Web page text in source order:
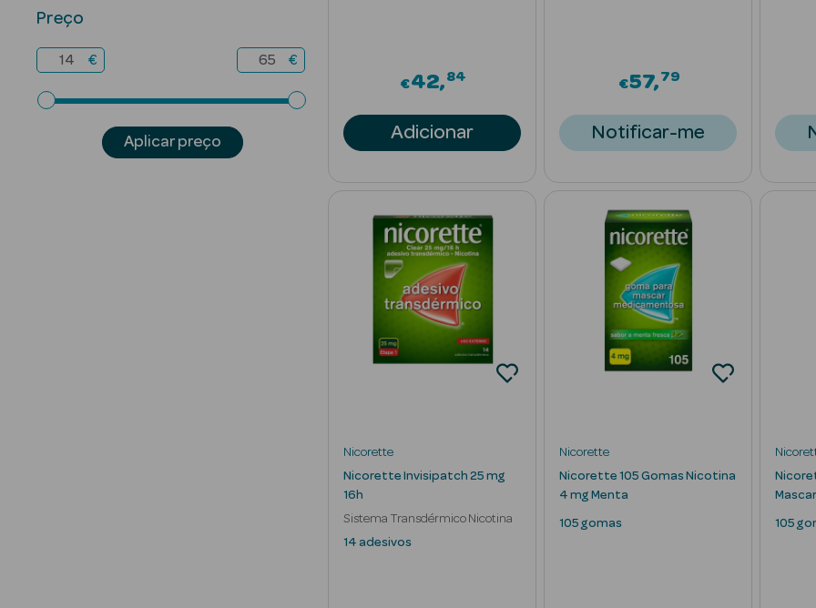
Preço
€ €
Aplicar preço
€42 84
Adicionar
€57 79
Notificar-me
Nicorette
Nicorette Invisipatch 25 mg
16h
Sistema Transdérmico Nicotina
14 adesivos
Nicorette
Nicorette 105 Gomas Nicotina
4 mg Menta
105 gomas 105